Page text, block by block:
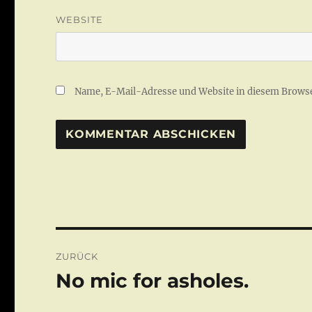
WEBSITE
Name, E-Mail-Adresse und Website in diesem
ZURÜCK
Vorheriger
No mic for asholes.